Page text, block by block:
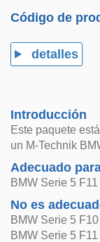
Código de
detalles
Introducción
Este paquete
un M-Technik
Adecuado
BMW Serie 5
No es
BMW Serie 5
BMW Serie 5